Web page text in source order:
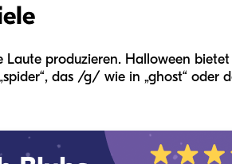
produzieren. Halloween
das /g/ wie in „ghost“ oder